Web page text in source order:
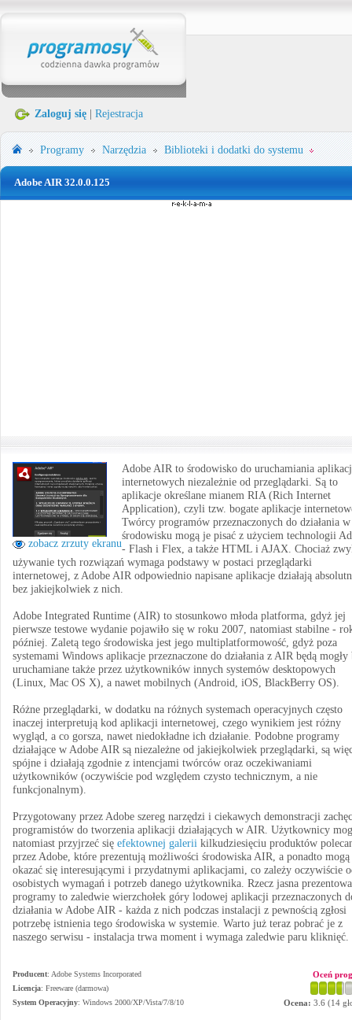
Zaloguj się Rejestracja
Programy Narzędzia Biblioteki i dodatki do systemu
Adobe AIR 32.0.0.125
zobacz zrzuty ekranu
Adobe AIR to środowisko do uruchamiania
internetowych niezależnie od przeglądarki. Są to
aplikacje określane mianem RIA (Rich Internet
Application), czyli tzw. bogate aplikacje
Twórcy programów przeznaczonych do działania
środowisku mogą je pisać z użyciem technologii
- Flash i Flex, a także HTML i AJAX. Chociaż
używanie tych rozwiązań wymaga podstawy w postaci przeglądarki
internetowej, z Adobe AIR odpowiednio napisane aplikacje działają
bez jakiejkolwiek z nich.
Adobe Integrated Runtime (AIR) to stosunkowo młoda platforma, gdyż jej
pierwsze testowe wydanie pojawiło się w roku 2007, natomiast stabilne -
później. Zaletą tego środowiska jest jego multiplatformowość, gdyż poza
systemami Windows aplikacje przeznaczone do działania z AIR będą mogły
uruchamiane także przez użytkowników innych systemów desktopowych
(Linux, Mac OS X), a nawet mobilnych (Android, iOS, BlackBerry OS).
Różne przeglądarki, w dodatku na różnych systemach operacyjnych często
inaczej interpretują kod aplikacji internetowej, czego wynikiem jest różny
wygląd, a co gorsza, nawet niedokładne ich działanie. Podobne programy
działające w Adobe AIR są niezależne od jakiejkolwiek przeglądarki, są
spójne i działają zgodnie z intencjami twórców oraz oczekiwaniami
użytkowników (oczywiście pod względem czysto technicznym, a nie
funkcjonalnym).
Przygotowany przez Adobe szereg narzędzi i ciekawych demonstracji
programistów do tworzenia aplikacji działających w AIR. Użytkownicy
natomiast przyjrzeć się efektownej galerii kilkudziesięciu produktów
przez Adobe, które prezentują możliwości środowiska AIR, a ponadto mogą
okazać się interesującymi i przydatnymi aplikacjami, co zależy oczywiście
osobistych wymagań i potrzeb danego użytkownika. Rzecz jasna
programy to zaledwie wierzchołek góry lodowej aplikacji przeznaczonych
działania w Adobe AIR - każda z nich podczas instalacji z pewnością zgłosi
potrzebę istnienia tego środowiska w systemie. Warto już teraz pobrać je z
naszego serwisu - instalacja trwa moment i wymaga zaledwie paru kliknięć.
Producent: Adobe Systems Incorporated
Licencja: Freeware (darmowa)
System Operacyjny: Windows 2000/XP/Vista/7/8/10
Oceń
Ocena: 3.6 (14